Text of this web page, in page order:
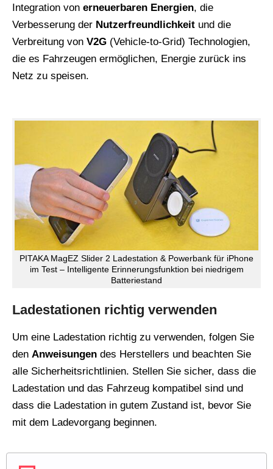
Integration von erneuerbaren Energien, die
Verbesserung der Nutzerfreundlichkeit und die
Verbreitung von V2G (Vehicle-to-Grid) Technologien,
die es Fahrzeugen ermöglichen, Energie zurück ins
Netz zu speisen.
PITAKA MagEZ Slider 2 Ladestation & Powerbank für iPhone
im Test – Intelligente Erinnerungsfunktion bei niedrigem
Batteriestand
Ladestationen richtig verwenden
Um eine Ladestation richtig zu verwenden, folgen Sie
den Anweisungen des Herstellers und beachten Sie
alle Sicherheitsrichtlinien. Stellen Sie sicher, dass die
Ladestation und das Fahrzeug kompatibel sind und
dass die Ladestation in gutem Zustand ist, bevor Sie
mit dem Ladevorgang beginnen.